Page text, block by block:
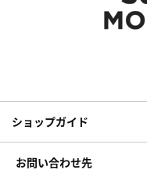
ショップガイド
お問い合わせ先